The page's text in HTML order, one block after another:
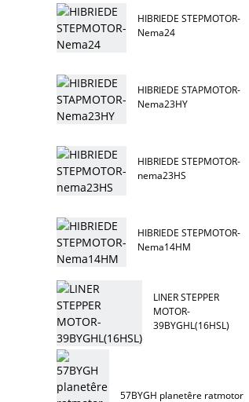
HIBRIEDE STEPMOTOR-
Nema24
HIBRIEDE STAPMOTOR-
Nema23HY
HIBRIEDE STEPMOTOR-
nema23HS
HIBRIEDE STEPMOTOR-
Nema14HM
LINER STEPPER
MOTOR-
39BYGHL(16HSL)
57BYGH planetêre ratmotor